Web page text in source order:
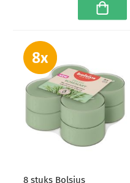
In
8 stuks Bolsius